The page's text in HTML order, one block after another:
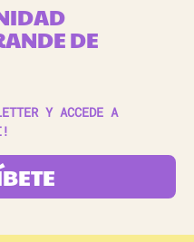
DE
Y ACCEDE A